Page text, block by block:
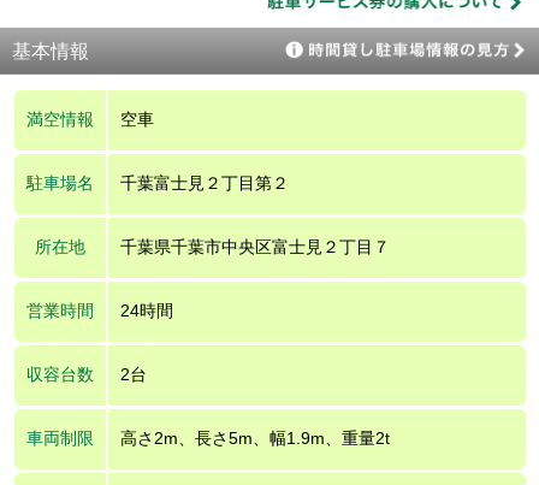
基本情報
満空情報 空車
駐車場名 千葉富士見２丁目第２
所在地 千葉県千葉市中央区富士見２丁目７
営業時間 24時間
収容台数 2台
車両制限 高さ2m、長さ5m、幅1.9m、重量2t